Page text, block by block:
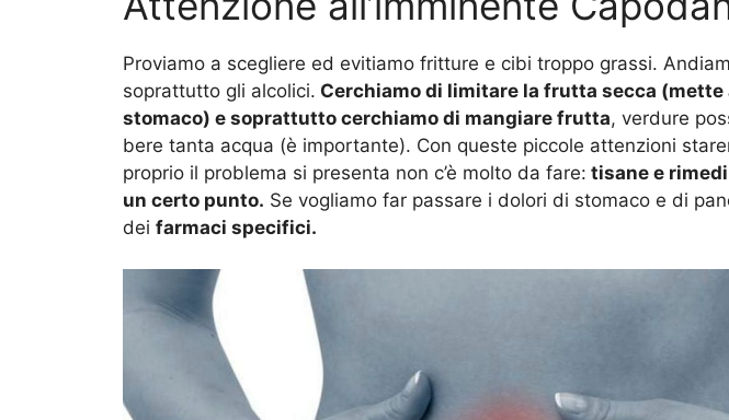
Proviamo a scegliere ed evitiamo fritture e cibi troppo grassi.
soprattutto gli alcolici. Cerchiamo di limitare la frutta secca (mette
stomaco) e soprattutto cerchiamo di mangiare frutta, verdure
bere tanta acqua (è importante). Con queste piccole attenzioni
proprio il problema si presenta non c’è molto da fare: tisane e
un certo punto. Se vogliamo far passare i dolori di stomaco e di
dei farmaci specifici.